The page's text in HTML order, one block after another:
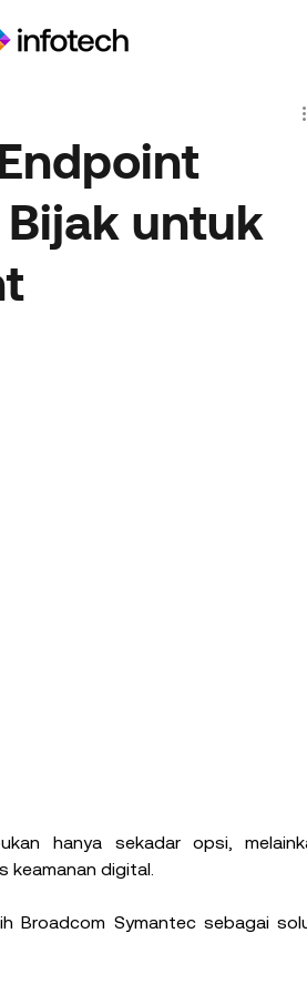
untuk
hanya sekadar opsi,
keamanan digital.
Broadcom Symantec sebagai